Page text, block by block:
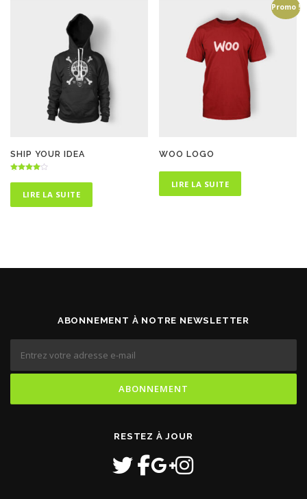
SHIP YOUR IDEA
4.50
sur 5LIRE LA SUITE
Promo !
WOO LOGO
LIRE LA SUITE
ABONNEMENT À NOTRE NEWSLETTER
RESTEZ À JOUR